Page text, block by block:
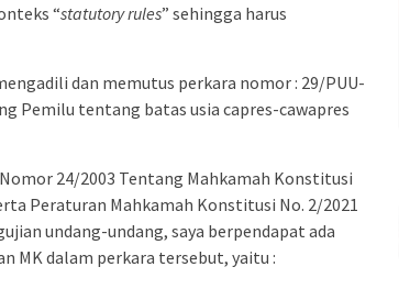
“statutory rules” sehingga harus
dan memutus perkara nomor : 29/PUU-
Pemilu tentang batas usia capres-cawapres
24/2003 Tentang Mahkamah Konstitusi
Peraturan Mahkamah Konstitusi No. 2/2021
undang-undang, saya berpendapat ada
MK dalam perkara tersebut, yaitu :